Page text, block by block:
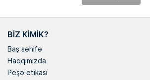
BIZ KIMIK?
Baş səhifə
Haqqımızda
Peşə etikası